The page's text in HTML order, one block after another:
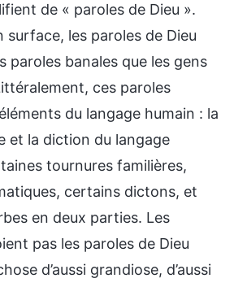
de « paroles de Dieu ».
surface, les paroles de Dieu
paroles banales que les gens
ces paroles
du langage humain : la
et la diction du langage
tournures familières,
certains dictons, et
en deux parties. Les
pas les paroles de Dieu
d’aussi grandiose, d’aussi